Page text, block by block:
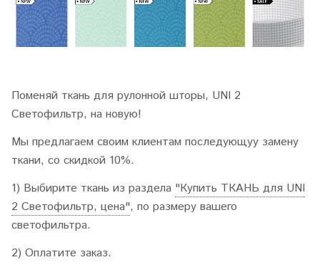
Поменяй ткань для рулонной шторы, UNI 2
Светофильтр, на новую!
Мы предлагаем своим клиентам последующуу замену
ткани, со скидкой 10%.
1) Выбирите ткань из раздела "Купить ТКАНЬ для UNI
2 Светофильтр, цена", по размеру вашего
светофильтра.
2) Оплатите заказ.